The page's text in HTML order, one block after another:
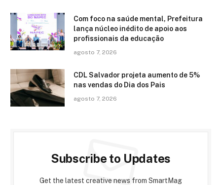
Com foco na saúde mental, Prefeitura
lança núcleo inédito de apoio aos
profissionais da educação
agosto 7, 2026
CDL Salvador projeta aumento de 5%
nas vendas do Dia dos Pais
agosto 7, 2026
Subscribe to Updates
Get the latest creative news from SmartMag